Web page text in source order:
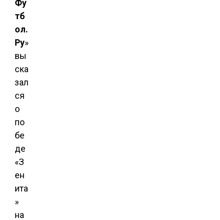
Фу
тб
ол.
Ру»
вы
ска
зал
ся
о
по
бе
де
«З
ен
ита
»
на